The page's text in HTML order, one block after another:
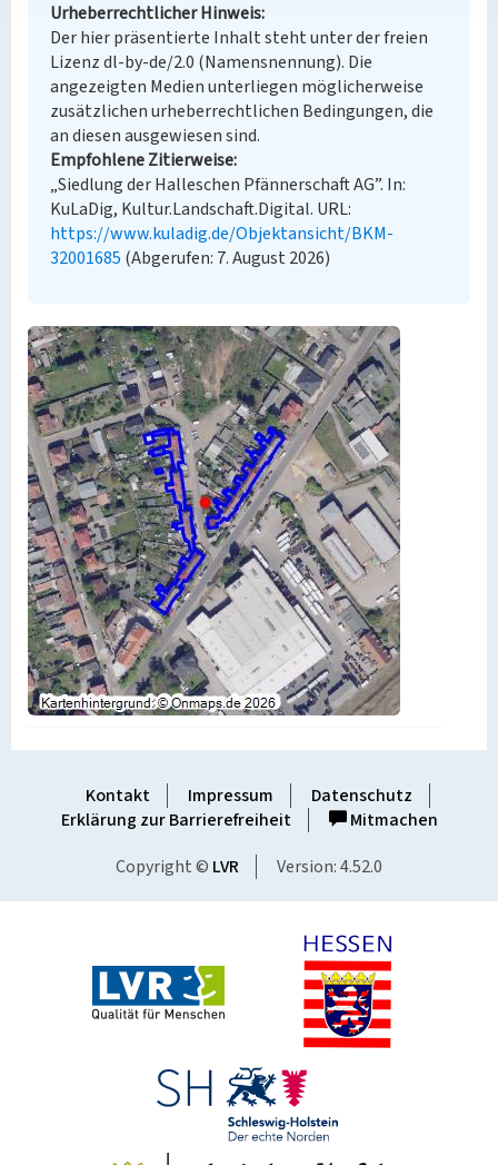
Urheberrechtlicher Hinweis
Der hier präsentierte Inhalt steht unter der freien
Lizenz dl-by-de/2.0 (Namensnennung). Die
angezeigten Medien unterliegen möglicherweise
zusätzlichen urheberrechtlichen Bedingungen, die
an diesen ausgewiesen sind.
Empfohlene Zitierweise
„Siedlung der Halleschen Pfännerschaft AG”. In:
KuLaDig, Kultur.Landschaft.Digital. URL:
https://www.kuladig.de/Objektansicht/BKM-
32001685 (Abgerufen: 7. August 2026)
Kontakt Impressum
Datenschutz
Erklärung zur Barrierefreiheit
Mitmachen
Copyright © LVR Version: 4.52.0